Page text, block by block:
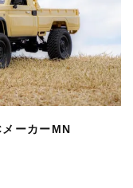
ーカーMN